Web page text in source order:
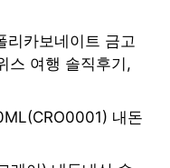
리카보네이트 금고
스 여행 솔직후기,
내돈